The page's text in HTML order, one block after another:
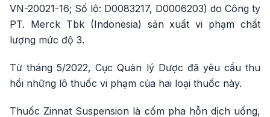
VN-20021-16; Số lô: D0083217, D0006203) do Công ty
PT. Merck Tbk (Indonesia) sản xuất vi phạm chất
lượng mức độ 3.
Từ tháng 5/2022, Cục Quản lý Dược đã yêu cầu thu
hồi những lô thuốc vi phạm của hai loại thuốc này.
Thuốc Zinnat Suspension là cốm pha hỗn dịch uống,